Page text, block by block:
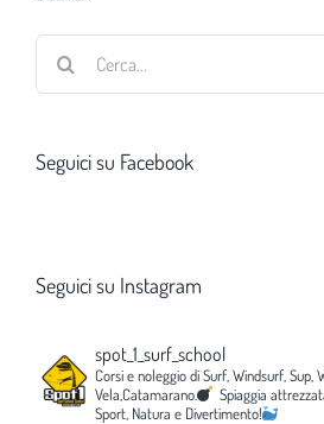
Seguici su Facebook
Seguici su Instagram
spot_1_surf_school
Corsi e noleggio di Surf, Windsurf, Sup,
Vela,Catamarano.
Spiaggia
Sport, Natura e Divertimento!